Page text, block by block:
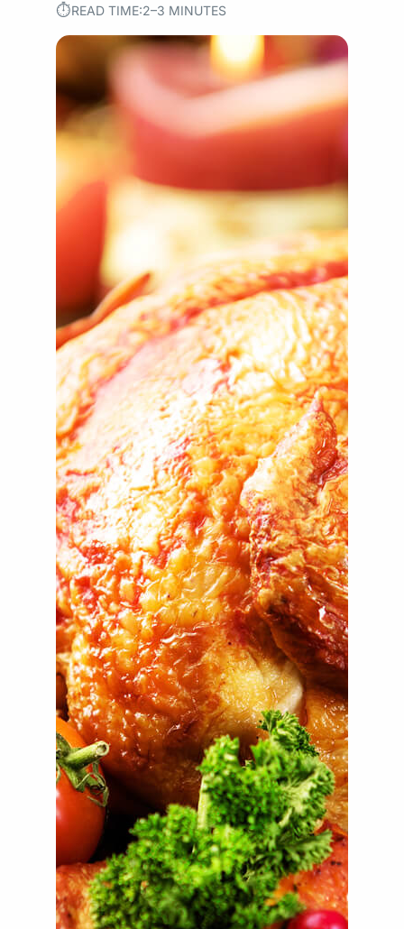
⏱︎READ TIME:2–3 MINUTES